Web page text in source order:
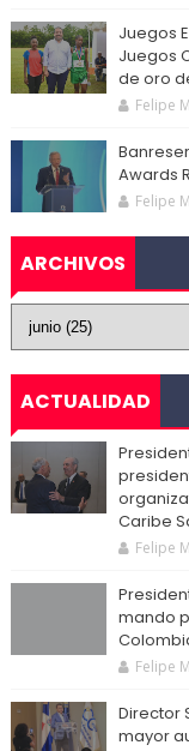
Juegos
Juegos
de oro
Felipe
Awards
Felipe
ARCHIVOS
ACTUALIDAD
Caribe
Felipe
mando
Felipe
Director
mayor